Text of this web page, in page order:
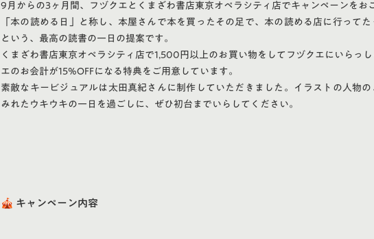
9月からの3ヶ月間、フヅクエとくまざわ書店東京オペラシティ店でキャンペーンをお
「本の読める日」と称し、本屋さんで本を買ったその足で、本の読める店に行って
という、最高の読書の一日の提案です。
くまざわ書店東京オペラシティ店で1,500円以上のお買い物をしてフヅクエにいらっ
エのお会計が15%OFFになる特典をご用意しています。
素敵なキービジュアルは太田真紀さんに制作していただきました。イラストの人物の
みれたウキウキの一日を過ごしに、ぜひ初台までいらしてください。
🎪 キャンペーン内容